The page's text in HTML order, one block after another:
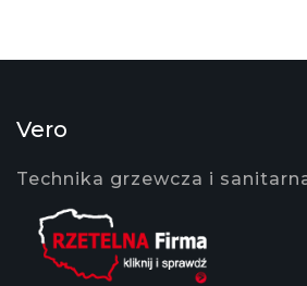
Vero
Technika grzewcza i